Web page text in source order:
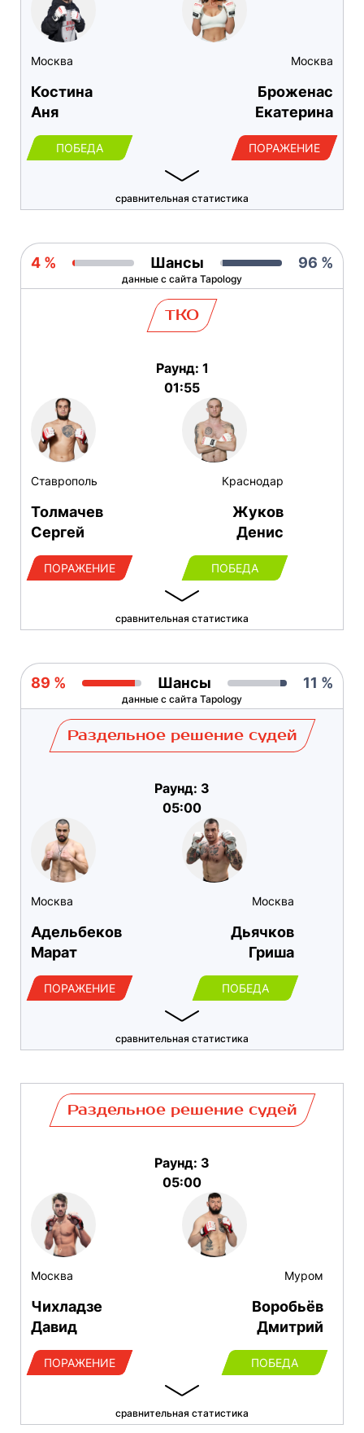
Москва
Костина
Аня
ПОБЕДА
Москва
Броженас
Екатерина
ПОРАЖЕНИЕ
сравнительная статистика
4 % Шансы 96 %
данные с сайта Tapology
Ставрополь
Толмачев
Сергей
ПОРАЖЕНИЕ
TKO
Раунд: 1
01:55
Краснодар
Жуков
Денис
ПОБЕДА
сравнительная статистика
89 % Шансы 11 %
данные с сайта Tapology
Москва
Адельбеков
Марат
ПОРАЖЕНИЕ
Раздельное решение судей
Раунд: 3
05:00
Москва
Дьячков
Гриша
ПОБЕДА
сравнительная статистика
Москва
Чихладзе
Давид
ПОРАЖЕНИЕ
Раздельное решение судей
Раунд: 3
05:00
Муром
Воробьёв
Дмитрий
ПОБЕДА
сравнительная статистика